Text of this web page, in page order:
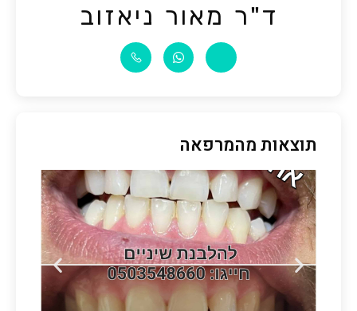
ד"ר מאור ניאזוב
תוצאות מהמרפאה